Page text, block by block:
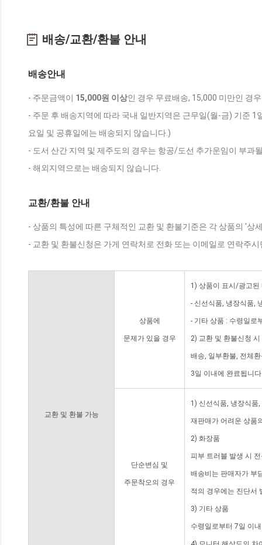
배송/교환/환불 안내
배송안내
- 주문금액이 15,000원 이상인 경우 무료배송, 15,000 미만인 경
- 주문 후 배송지역에 따라 국내 일반지역은 근무일(월-금) 기준
요일 및 공휴일에는 배송되지 않습니다.)
- 도서 산간 지역 및 제주도의 경우는 항공/도선 추가운임이 부과
- 해외지역으로는 배송되지 않습니다.
교환/환불 안내
- 상품의 특성에 따른 구체적인 교환 및 환불기준은 각 상품의 '상
- 교환 및 환불신청은 가게 연락처로 전화 또는 이메일로 연락주
교환 및 환불 가능
상품에
문제가 있을 경우
1) 상품이 표시/광고된
- 신선식품, 냉장식품,
- 기타 상품 : 수령일로
2) 교환 및 환불신청
배송, 일부환불, 전체
3일 이내에 완료됩니
단순변심 및
주문착오의 경우
1) 신선식품, 냉장식품
재판매가 어려운 상품
2) 화장품
피부 트러블 발생 시
배송비는 판매자가 부
적의 경우에는 진단서
3) 기타 상품
수령일로부터 7일 이